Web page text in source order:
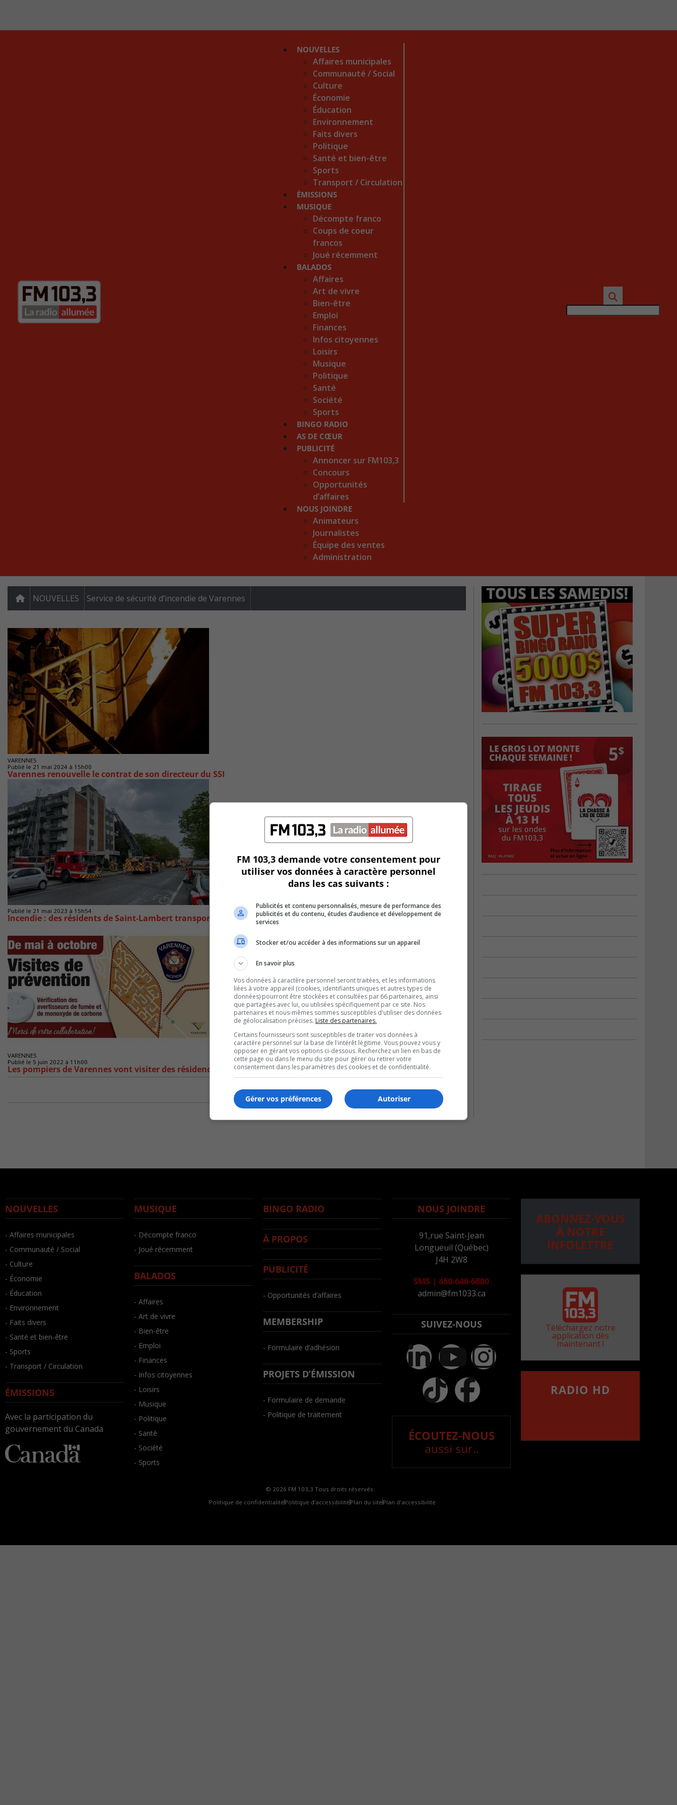
NOUVELLES
Affaires municipales
Communauté / Social
Culture
Économie
Éducation
Environnement
Faits divers
Politique
Santé et bien-être
Sports
Transport / Circulation
ÉMISSIONS
MUSIQUE
Décompte franco
Coups de coeur
francos
Joué récemment
BALADOS
Affaires
Art de vivre
Bien-être
Emploi
Finances
Infos citoyennes
Loisirs
Musique
Politique
Santé
Société
Sports
BINGO RADIO
AS DE CŒUR
PUBLICITÉ
Annoncer sur FM103,3
Concours
Opportunités
d’affaires
NOUS JOINDRE
Animateurs
Journalistes
Équipe des ventes
Administration
NOUVELLES Service de sécurité d’incendie de Varennes
VARENNES
Publié le 21 mai 2024 à 15h00
Varennes renouvelle le contrat de son directeur du SSI
Publié le 21 mai 2023 à 15h54
Incendie : des résidents de Saint-Lambert transportés à l’hôpital
VARENNES
Publié le 5 juin 2022 à 11h00
Les pompiers de Varennes vont visiter des résidences
NOUVELLES
- Affaires municipales
- Communauté / Social
- Culture
- Économie
- Éducation
- Environnement
- Faits divers
- Santé et bien-être
- Sports
- Transport / Circulation
ÉMISSIONS
Avec la participation du
gouvernement du Canada
MUSIQUE
- Décompte franco
- Joué récemment
BALADOS
- Affaires
- Art de vivre
- Bien-être
- Emploi
- Finances
- Infos citoyennes
- Loisirs
- Musique
- Politique
- Santé
- Société
- Sports
BINGO RADIO
À PROPOS
PUBLICITÉ
- Opportunités d’affaires
MEMBERSHIP
- Formulaire d’adhésion
PROJETS D’ÉMISSION
- Formulaire de demande
- Politique de traitement
NOUS JOINDRE
91,rue Saint-Jean
Longueuil (Québec)
J4H 2W8
SMS | 450-646-6800
admin@fm1033.ca
SUIVEZ-NOUS
ÉCOUTEZ-NOUS
aussi sur..
ABONNEZ-VOUS
À NOTRE
INFOLETTRE
Téléchargez notre
application dès
maintenant !
RADIO HD
© 2026 FM 103,3 Tous droits réservés.
Politique de confidentialité Politique d’accessibilité Plan du site Plan d'accessibilite
FM 103,3 demande votre consentement pour
utiliser vos données à caractère personnel
dans les cas suivants :
Publicités et contenu personnalisés, mesure de performance des
publicités et du contenu, études d’audience et développement de
services
Stocker et/ou accéder à des informations sur un appareil
En savoir plus
Vos données à caractère personnel seront traitées, et les informations
liées à votre appareil (cookies, identifiants uniques et autres types de
données) pourront être stockées et consultées par 66 partenaires, ainsi
que partagées avec lui, ou utilisées spécifiquement par ce site. Nos
partenaires et nous-mêmes sommes susceptibles d'utiliser des données
de géolocalisation précises. Liste des partenaires.
Certains fournisseurs sont susceptibles de traiter vos données à
caractère personnel sur la base de l'intérêt légitime. Vous pouvez vous y
opposer en gérant vos options ci-dessous. Recherchez un lien en bas de
cette page ou dans le menu du site pour gérer ou retirer votre
consentement dans les paramètres des cookies et de confidentialité.
Autoriser
Gérer vos préférences